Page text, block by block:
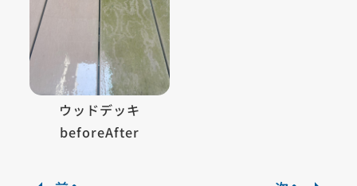
ウッドデッキ
beforeAfter